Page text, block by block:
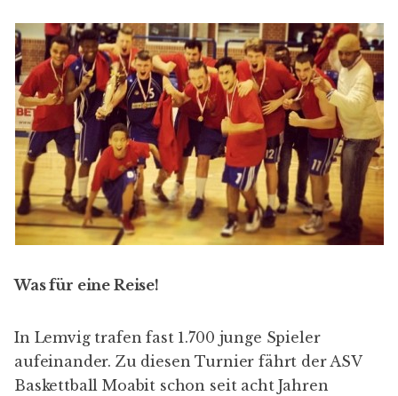
Was für eine Reise!
In Lemvigtrafen fast 1.700 junge Spieler
aufeinander. Zu diesen Turnier fährt der ASV
Baskettball Moabit schon seit acht Jahren